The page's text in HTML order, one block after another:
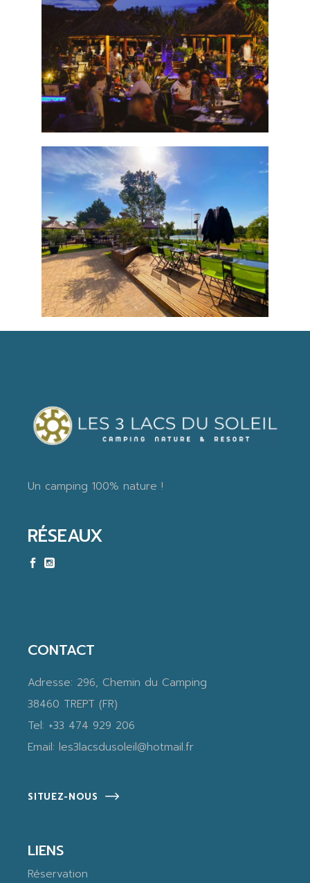
Un camping 100% nature !
RÉSEAUX
CONTACT
Adresse: 296, Chemin du Camping
38460 TREPT (FR)
Tel: +33 474 929 206
Email:les3lacsdusoleil@hotmail.fr
SITUEZ-NOUS
LIENS
Réservation